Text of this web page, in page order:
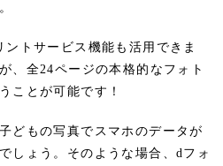
トサービス機能も活用できま
、全24ページの本格的なフォト
ことが可能です！
どもの写真でスマホのデータが
しょう。そのような場合、dフォ